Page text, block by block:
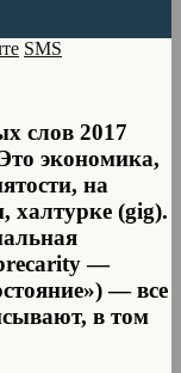
SMS
слов 2017
экономика,
на
халтурке (gig).
—
— все
в том